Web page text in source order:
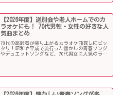
【2026年度】送別会や老人ホームでのカ
ラオケにも！ 70代男性・女性の好きな人
気曲まとめ
70代の高齢者が盛り上がるカラオケ曲探しにピッ
タリ！昭和や平成で流行った懐かしの青春ソング
やデュエットソングなど、70代男女に人気のラン